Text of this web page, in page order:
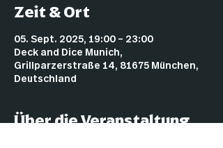
Zeit & Ort
05. Sept. 2025, 19:00 – 23:00
Deck and Dice Munich,
Grillparzerstraße 14, 81675 München,
Deutschland
Über die Veranstaltung